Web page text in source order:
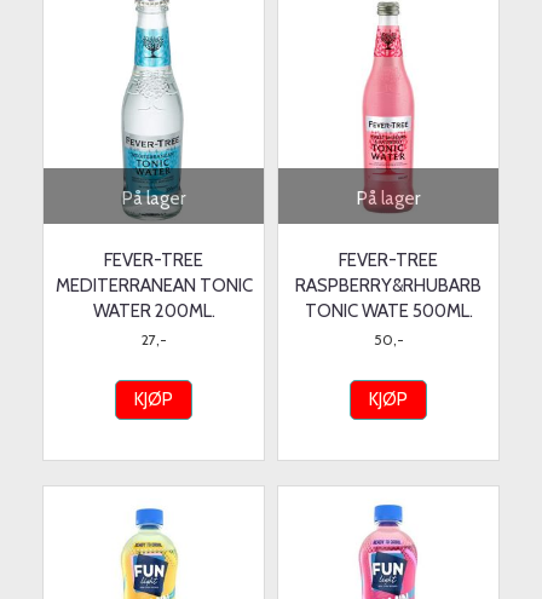
På lager
FEVER-TREE
MEDITERRANEAN TONIC
WATER 200ML.
27,-
KJØP
På lager
FEVER-TREE
RASPBERRY&RHUBARB
TONIC WATE 500ML.
50,-
KJØP